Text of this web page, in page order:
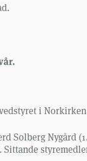
i
Solberg Nygård